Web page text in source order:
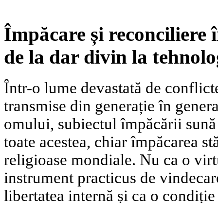
Împăcare și
de la dar divin la
Într-o lume devastată de
transmise din generație în
omului, subiectul împăcării
toate acestea, chiar împăcarea
religioase mondiale. Nu ca o
instrument practicus de
libertatea internă și ca o